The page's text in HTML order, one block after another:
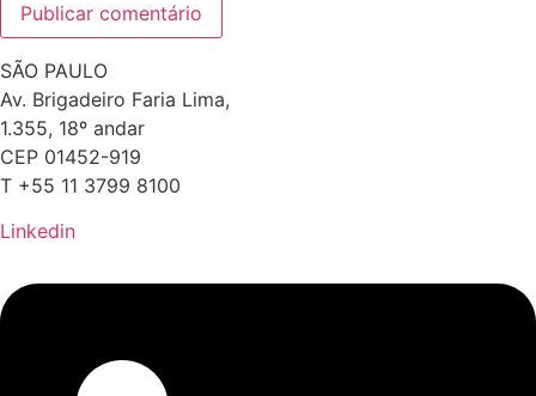
SÃO PAULO
Av. Brigadeiro Faria Lima,
1.355, 18º andar
CEP 01452-919
T +55 11 3799 8100
Linkedin